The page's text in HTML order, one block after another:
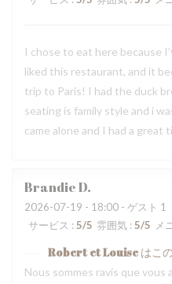
I chose to eat here because
liked this restaurant, and it
trip to Paris! I had the duck
seating is family style and i
came alone and I had a great
BrandieD
2026-07-19 - 18:00 - ゲスト 1
サービス : 5/5 雰囲気 : 5/5 メ
Robert et Louise はこ
Nous sommes ravis que vous